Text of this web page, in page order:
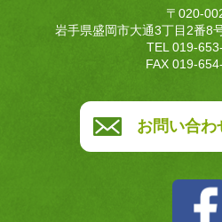
〒020-
岩手県盛岡市大通3丁目2番8
TEL 019-
FAX 019-
お問い合わ